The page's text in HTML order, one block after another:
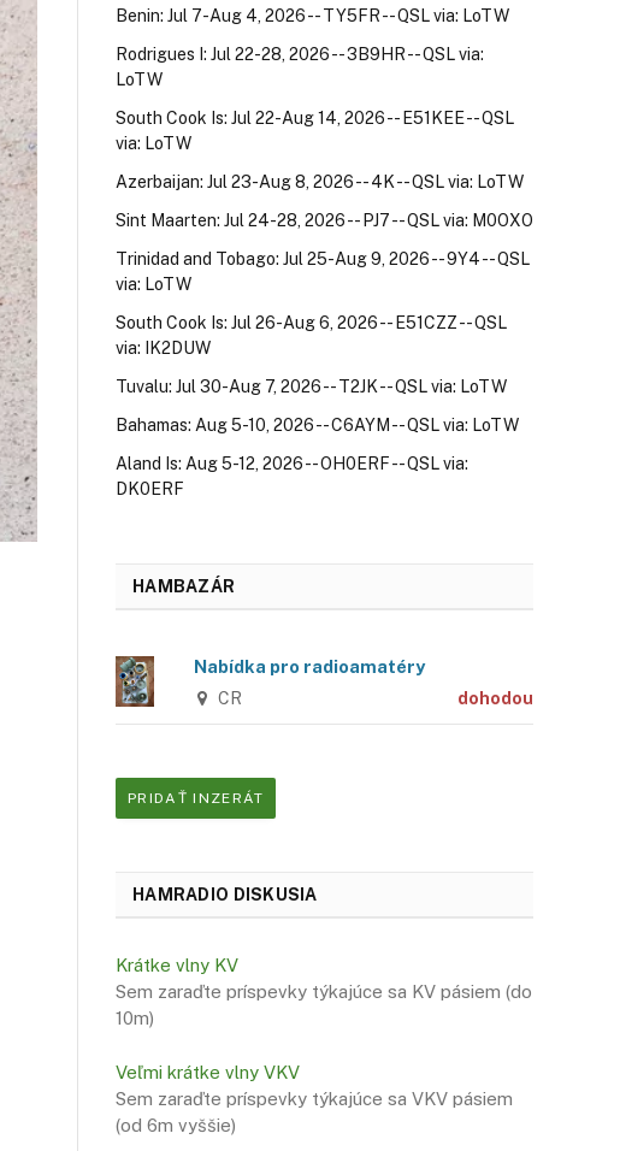
Benin: Jul 7-Aug 4, 2026 -- TY5FR -- QSL via: LoTW
Rodrigues I: Jul 22-28, 2026 -- 3B9HR -- QSL via:
LoTW
South Cook Is: Jul 22-Aug 14, 2026 -- E51KEE -- QSL
via: LoTW
Azerbaijan: Jul 23-Aug 8, 2026 -- 4K -- QSL via: LoTW
Sint Maarten: Jul 24-28, 2026 -- PJ7 -- QSL via: M0OXO
Trinidad and Tobago: Jul 25-Aug 9, 2026 -- 9Y4 -- QSL
via: LoTW
South Cook Is: Jul 26-Aug 6, 2026 -- E51CZZ -- QSL
via: IK2DUW
Tuvalu: Jul 30-Aug 7, 2026 -- T2JK -- QSL via: LoTW
Bahamas: Aug 5-10, 2026 -- C6AYM -- QSL via: LoTW
Aland Is: Aug 5-12, 2026 -- OH0ERF -- QSL via:
DK0ERF
HAMBAZÁR
Nabídka pro radioamatéry
CR dohodou
PRIDAŤ INZERÁT
HAMRADIO DISKUSIA
Krátke vlny KV
Sem zaraďte príspevky týkajúce sa KV pásiem (do
10m)
Veľmi krátke vlny VKV
Sem zaraďte príspevky týkajúce sa VKV pásiem
(od 6m vyššie)